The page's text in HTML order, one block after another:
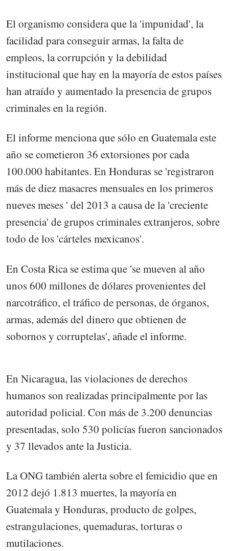
El organismo considera que la 'impunidad', la
facilidad para conseguir armas, la falta de
empleos, la corrupción y la debilidad
institucional que hay en la mayoría de estos países
han atraído y aumentado la presencia de grupos
criminales en la región.
El informe menciona que sólo en Guatemala este
año se cometieron 36 extorsiones por cada
100.000 habitantes. En Honduras se 'registraron
más de diez masacres mensuales en los primeros
nueves meses ' del 2013 a causa de la 'creciente
presencia' de grupos criminales extranjeros, sobre
todo de los 'cárteles mexicanos'.
En Costa Rica se estima que 'se mueven al año
unos 600 millones de dólares provenientes del
narcotráfico, el tráfico de personas, de órganos,
armas, además del dinero que obtienen de
sobornos y corruptelas', añade el informe.
En Nicaragua, las violaciones de derechos
humanos son realizadas principalmente por las
autoridad policial. Con más de 3.200 denuncias
presentadas, solo 530 policías fueron sancionados
y 37 llevados ante la Justicia.
La ONG también alerta sobre el femicidio que en
2012 dejó 1.813 muertes, la mayoría en
Guatemala y Honduras, producto de golpes,
estrangulaciones, quemaduras, torturas o
mutilaciones.